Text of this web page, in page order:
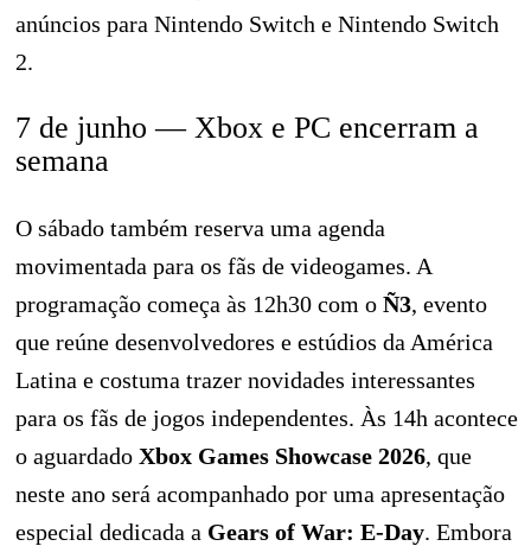
anúncios para Nintendo Switch e Nintendo Switch
2.
7 de junho — Xbox e PC encerram a
semana
O sábado também reserva uma agenda
movimentada para os fãs de videogames. A
programação começa às 12h30 com o Ñ3, evento
que reúne desenvolvedores e estúdios da América
Latina e costuma trazer novidades interessantes
para os fãs de jogos independentes. Às 14h acontece
o aguardado Xbox Games Showcase 2026, que
neste ano será acompanhado por uma apresentação
especial dedicada a Gears of War: E-Day. Embora